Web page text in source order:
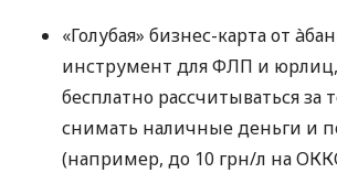
«Голубая» бизнес-карта от
инструмент для ФЛП и
бесплатно рассчитываться за
снимать наличные деньги и
(например, до 10 грн/л на